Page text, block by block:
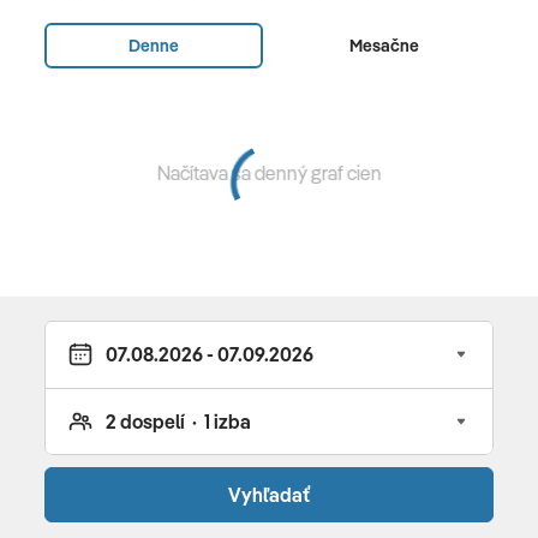
raňajky formou bohatých bufetových stolov • možnosť
doplatku na polpenziu (večere ako bufet, à la carte
coking v Le Grand Port alebo • à la carte v reštauráciách
Le Sirius, Porto Vecchio, Le Boucaniera Teak Elephant
vybrané nápoje k večeri a z minibaru • plážový servis a
servis pri bazéne • večer sa vyžaduje primerané
reštaurácia (medzinárodná kuchyňa; bufet, detský
bufet, detské menu, show cooking) •
(regionálna a medzinárodná kuchyňa; menu, detské
Ponte Vecchio- (talianska kuchyňa; menu,
Denne Mesačne
Načítava sa denný graf cien
Vyhľadať